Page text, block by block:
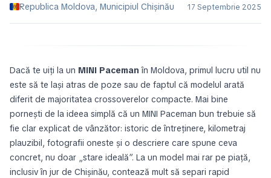
Republica Moldova, Municipiul Chișinău
17 Septembrie 2025
Dacă te uiți la un MINI Paceman în Moldova, primul lucru util nu
este să te lași atras de poze sau de faptul că modelul arată
diferit de majoritatea crossoverelor compacte. Mai bine
pornești de la ideea simplă că un MINI Paceman bun trebuie să
fie clar explicat de vânzător: istoric de întreținere, kilometraj
plauzibil, fotografii oneste și o descriere care spune ceva
concret, nu doar „stare ideală”. La un model mai rar pe piață,
inclusiv în jur de Chișinău, contează mult să separi rapid